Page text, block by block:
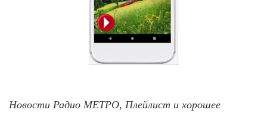
Новости Радио МЕТРО, Плейлист и хорошее